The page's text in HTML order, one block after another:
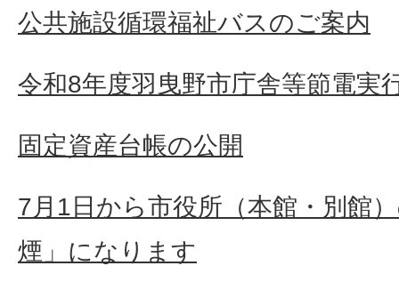
公共施設循環福祉バスのご案内
令和8年度羽曳野市庁舎等節電実
固定資産台帳の公開
7月1日から市役所（本館・別館
煙」になります